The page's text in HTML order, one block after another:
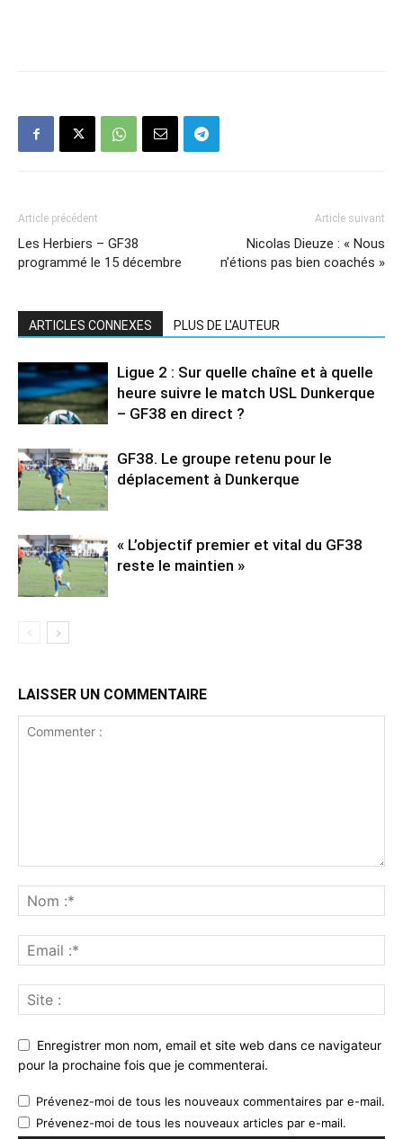
Article précédent
Les Herbiers – GF38
programmé le 15 décembre
Article suivant
Nicolas Dieuze : « Nous
n’étions pas bien coachés »
ARTICLES CONNEXES PLUS DE L'AUTEUR
Ligue 2 : Sur quelle chaîne et à quelle
heure suivre le match USL Dunkerque
– GF38 en direct ?
GF38. Le groupe retenu pour le
déplacement à Dunkerque
« L’objectif premier et vital du GF38
reste le maintien »
LAISSER UN COMMENTAIRE
Enregistrer mon nom, email et site web dans ce navigateur
pour la prochaine fois que je commenterai.
Prévenez-moi de tous les nouveaux commentaires par e-mail.
Prévenez-moi de tous les nouveaux articles par e-mail.